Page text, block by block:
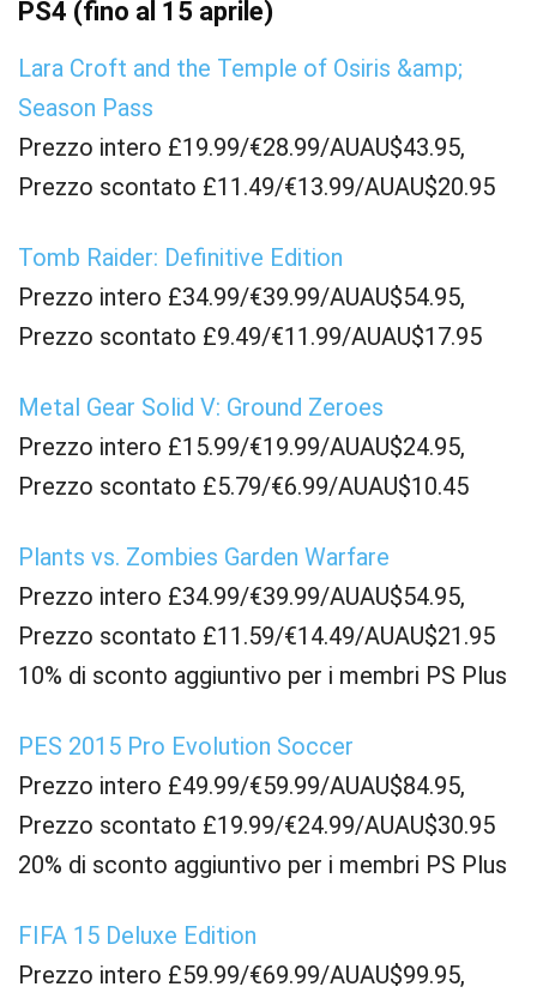
PS4 (fino al 15 aprile)
Lara Croft and the Temple of Osiris &amp;
Season Pass
Prezzo intero £19.99/€28.99/AUAU$43.95,
Prezzo scontato £11.49/€13.99/AUAU$20.95
Tomb Raider: Definitive Edition
Prezzo intero £34.99/€39.99/AUAU$54.95,
Prezzo scontato £9.49/€11.99/AUAU$17.95
Metal Gear Solid V: Ground Zeroes
Prezzo intero £15.99/€19.99/AUAU$24.95,
Prezzo scontato £5.79/€6.99/AUAU$10.45
Plants vs. Zombies Garden Warfare
Prezzo intero £34.99/€39.99/AUAU$54.95,
Prezzo scontato £11.59/€14.49/AUAU$21.95
10% di sconto aggiuntivo per i membri PS Plus
PES 2015 Pro Evolution Soccer
Prezzo intero £49.99/€59.99/AUAU$84.95,
Prezzo scontato £19.99/€24.99/AUAU$30.95
20% di sconto aggiuntivo per i membri PS Plus
FIFA 15 Deluxe Edition
Prezzo intero £59.99/€69.99/AUAU$99.95,